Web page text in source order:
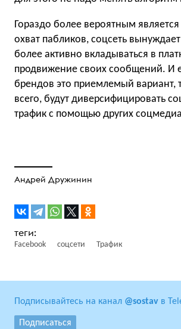
Гораздо более вероятным
охват пабликов, соцсеть
более активно вкладываться в
продвижение своих сообщений. И
брендов это приемлемый вариант,
всего, будут диверсифицировать
трафик с помощью других
Андрей Дружинин
Facebook соцсети Трафик
Подписывайтесь на канал @sostav в
Подписаться